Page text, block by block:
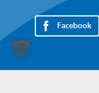
Facebook